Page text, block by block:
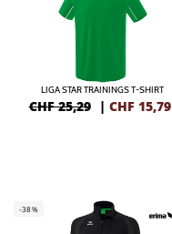
LIGA STAR TRAININGS T-SHIRT
CHF 25,29 | CHF 15,79
-38%